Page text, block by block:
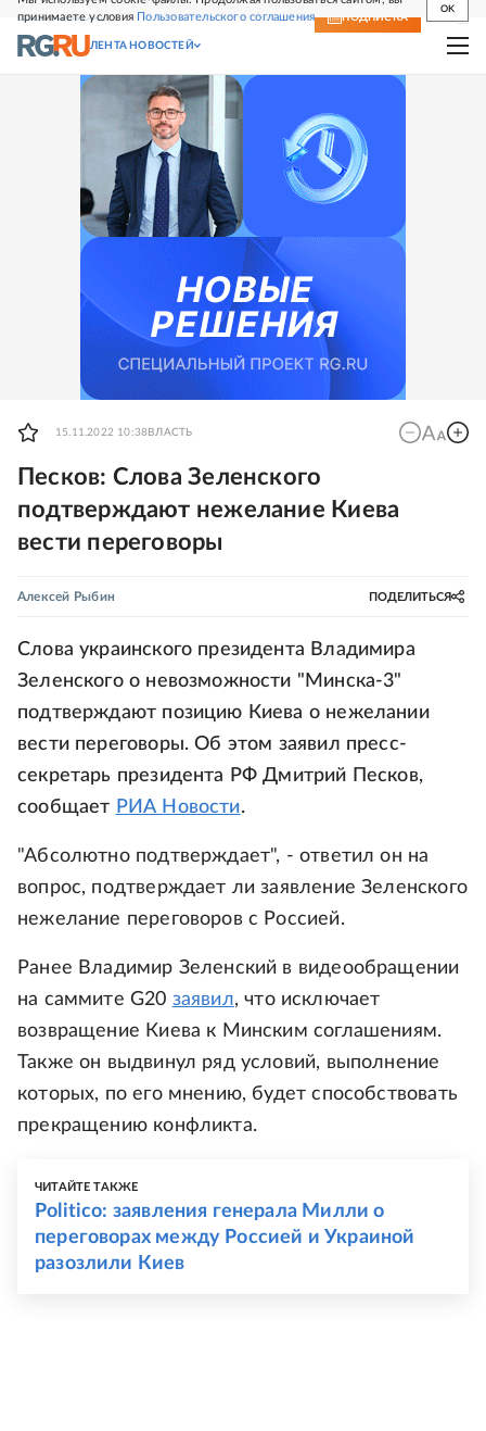
принимаете условия Пользовательского соглашения
OK
СВЕЖИЙ НОМЕР ПОДПИСКА
ЛЕНТА НОВОСТЕЙ
15.11.2022 10:38 ВЛАСТЬ
Песков: Слова Зеленского
подтверждают нежелание Киева
вести переговоры
Алексей Рыбин ПОДЕЛИТЬСЯ
Слова украинского президента Владимира
Зеленского о невозможности "Минска-3"
подтверждают позицию Киева о нежелании
вести переговоры. Об этом заявил пресс-
секретарь президента РФ Дмитрий Песков,
сообщает РИА Новости.
"Абсолютно подтверждает", - ответил он на
вопрос, подтверждает ли заявление Зеленского
нежелание переговоров с Россией.
Ранее Владимир Зеленский в видеообращении
на саммите G20 заявил, что исключает
возвращение Киева к Минским соглашениям.
Также он выдвинул ряд условий, выполнение
которых, по его мнению, будет способствовать
прекращению конфликта.
ЧИТАЙТЕ ТАКЖЕ
Politico: заявления генерала Милли о
переговорах между Россией и Украиной
разозлили Киев